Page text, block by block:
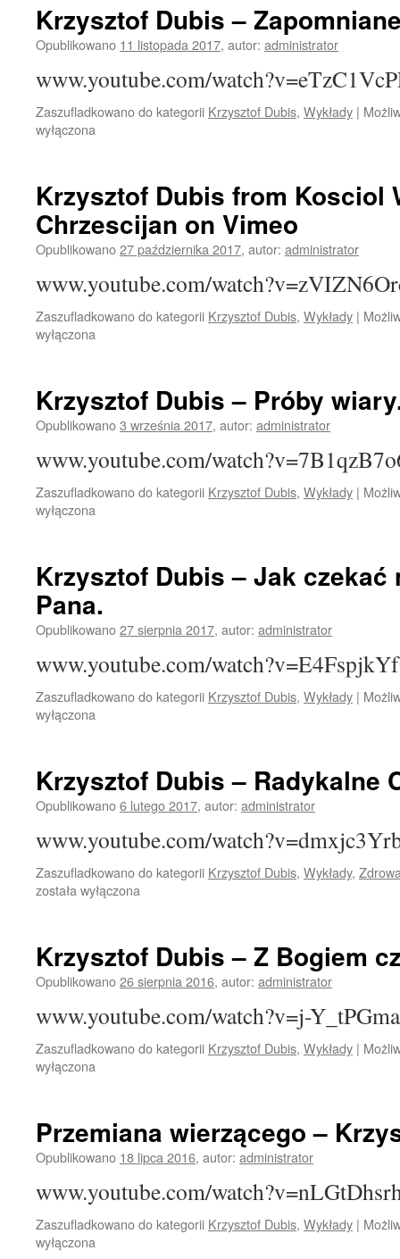
Krzysztof Dubis –
Opublikowano 11 listopada 2017, autor: administrator
www.youtube.com/
Zaszufladkowano do kategorii Krzysztof Dubis, Wykłady |
wyłączona
Krzysztof Dubis from Kosciol
Chrzescijan on Vimeo
Opublikowano27 października 2017, autor: administrator
www.youtube.com/
Zaszufladkowano do kategorii Krzysztof Dubis, Wykłady |
wyłączona
Krzysztof Dubis – Próby
Opublikowano3 września 2017, autor: administrator
www.youtube.com/
Zaszufladkowano do kategorii Krzysztof Dubis, Wykłady |
wyłączona
Krzysztof Dubis – Jak czekać
Pana.
Opublikowano27 sierpnia 2017, autor: administrator
www.youtube.com/
Zaszufladkowano do kategorii Krzysztof Dubis, Wykłady |
wyłączona
Krzysztof Dubis – Radykalne
Opublikowano6 lutego 2017, autor: administrator
www.youtube.com/
Zaszufladkowano do kategorii Krzysztof Dubis, Wykłady,
została wyłączona
Krzysztof Dubis – Z Bogiem
Opublikowano26 sierpnia 2016, autor: administrator
www.youtube.com/watch?v=j-
Zaszufladkowano do kategorii Krzysztof Dubis, Wykłady |
wyłączona
Przemiana wierzącego –
Opublikowano 18 lipca 2016, autor: administrator
www.youtube.com/
Zaszufladkowano do kategorii Krzysztof Dubis, Wykłady |
wyłączona